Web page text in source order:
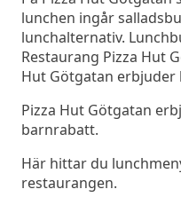
lunchen ingår
lunchalternativ.
Restaurang Pizza Hut
Hut Götgatan
Pizza Hut Götgatan
barnrabatt.
Här hittar du
restaurangen.